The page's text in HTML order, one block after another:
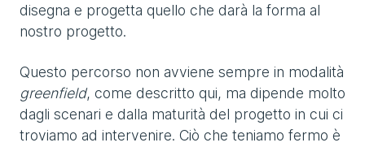
disegna e progetta quello che darà la forma al
nostro progetto.
Questo percorso non avviene sempre in modalità
greenfield, come descritto qui, ma dipende molto
dagli scenari e dalla maturità del progetto in cui ci
troviamo ad intervenire. Ciò che teniamo fermo è